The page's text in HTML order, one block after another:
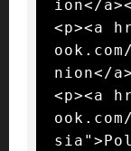
ion</
<p><a
nion</
<p><a